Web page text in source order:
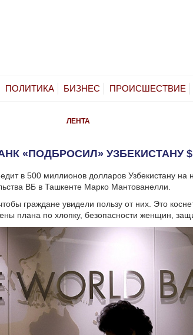
ПОЛИТИКА БИЗНЕС ПРОИСШЕСТВИЕ
ЛЕНТА
«ПОДБРОСИЛ» УЗБЕКИСТАНУ $
в 500 миллионов долларов Узбекистану
ВБ в Ташкенте Марко Мантованелли.
граждане увидели пользу от них. Это
плана по хлопку, безопасности женщин,